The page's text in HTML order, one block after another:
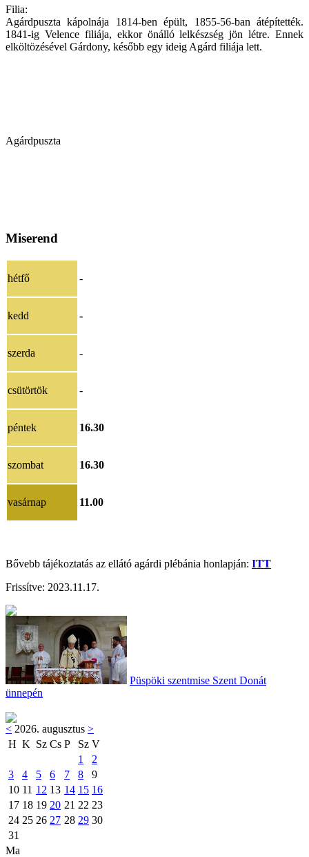
Filia:
Agárdpuszta kápolnája 1814-ben épült, 1855-56-ban átépítették.
1841-ig Velence filiája, ekkor önálló lelkészség jön létre. Ennek
elköltözésével Gárdony, később egy ideig Agárd filiája lett.
Agárdpuszta
Miserend
hétfő -
kedd -
szerda -
csütörtök -
péntek 16.30
szombat 16.30
vasárnap 11.00
Bővebb tájékoztatás az ellátó agárdi plébánia honlapján: ITT
Frissítve: 2023.11.17.
Püspöki szentmise Szent Donát
ünnepén
< 2026. augusztus >
H K Sz Cs P Sz V
1
2
3
4 5 6 7 8
9
10 11 12 13 14 15 16
17 18 19 20 21 22 23
24 25 26 27 28 29 30
31
Ma